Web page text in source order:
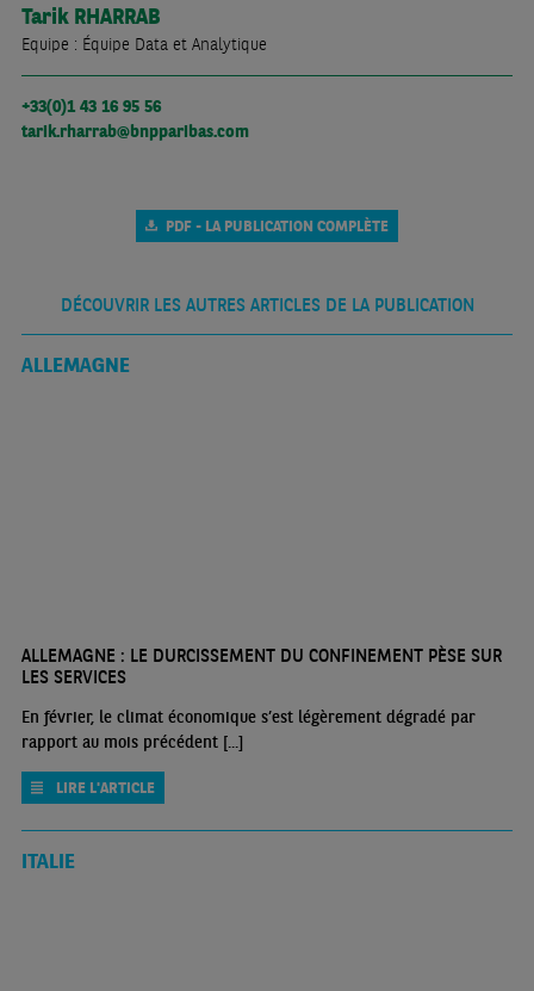
Tarik RHARRAB
Equipe : Équipe Data et Analytique
+33(0)1 43 16 95 56
tarik.rharrab@bnpparibas.com
PDF - LA PUBLICATION COMPLÈTE
DÉCOUVRIR LES AUTRES ARTICLES DE LA PUBLICATION
ALLEMAGNE
ALLEMAGNE : LE DURCISSEMENT DU CONFINEMENT PÈSE SUR
LES SERVICES
En février, le climat économique s’est légèrement dégradé par
rapport au mois précédent [...]
LIRE L'ARTICLE
ITALIE